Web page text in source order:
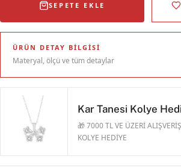
SEPETE EKLE
ÜRÜN DETAY BILGISI
Materyal, ölçü ve tüm detaylar
Kar Tanesi Kolye
🎁 7000 TL VE ÜZERİ
KOLYE HEDİYE